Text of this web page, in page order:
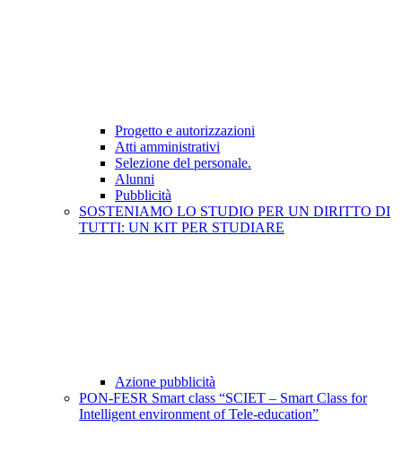
Progetto e autorizzazioni
Atti amministrativi
Selezione del personale.
Alunni
Pubblicità
SOSTENIAMO LO STUDIO PER UN DIRITTO DI
TUTTI: UN KIT PER STUDIARE
Azione pubblicità
PON-FESR Smart class “SCIET – Smart Class for
Intelligent environment of Tele-education”